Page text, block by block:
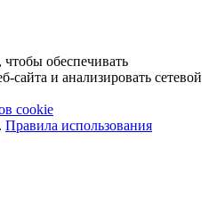
обеспечивать
сайта и анализировать сетевой
cookie
Правила использования